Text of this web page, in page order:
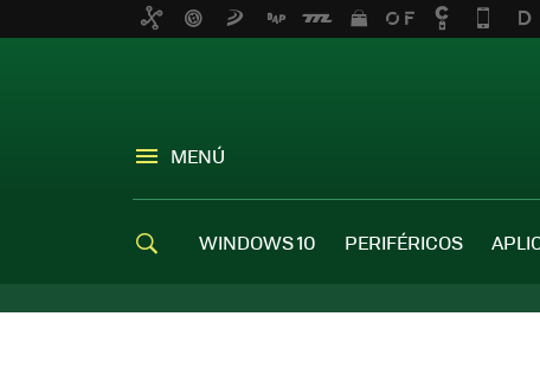
MENÚ
WINDOWS 10 PERIFÉRICOS